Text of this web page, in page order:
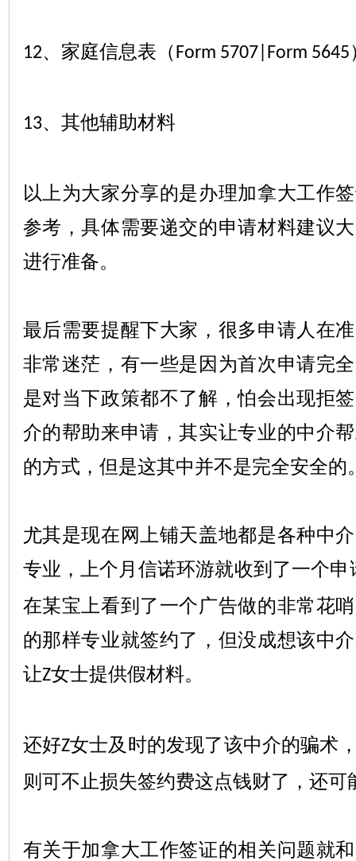
12、家庭信息表（Form 5707|Form 5645
13、其他辅助材料
以上为大家分享的是办理加拿大工作
参考，具体需要递交的申请材料建议
进行准备。
最后需要提醒下大家，很多申请人在
非常迷茫，有一些是因为首次申请完
是对当下政策都不了解，怕会出现拒
介的帮助来申请，其实让专业的中介
的方式，但是这其中并不是完全安全的
尤其是现在网上铺天盖地都是各种中
专业，上个月信诺环游就收到了一个申
在某宝上看到了一个广告做的非常花
的那样专业就签约了，但没成想该中
让Z女士提供假材料。
还好Z女士及时的发现了该中介的骗术
则可不止损失签约费这点钱财了，还可
有关于加拿大工作签证的相关问题就